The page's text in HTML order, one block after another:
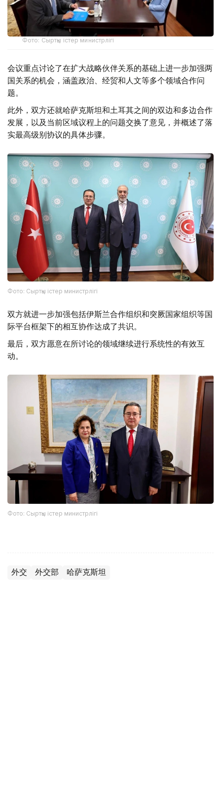
Фото: Сыртқы істер министрлігі
会议重点讨论了在扩大战略伙伴关系的基础上进一步加强两
国关系的机会，涵盖政治、经贸和人文等多个领域合作问
题。
此外，双方还就哈萨克斯坦和土耳其之间的双边和多边合作
发展，以及当前区域议程上的问题交换了意见，并概述了落
实最高级别协议的具体步骤。
Фото: Сыртқы істер министрлігі
双方就进一步加强包括伊斯兰合作组织和突厥国家组织等国
际平台框架下的相互协作达成了共识。
最后，双方愿意在所讨论的领域继续进行系统性的有效互
动。
Фото: Сыртқы істер министрлігі
外交 外交部 哈萨克斯坦